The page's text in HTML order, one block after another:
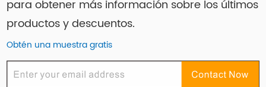
para obtener más información sobre los últimos
productos y descuentos.
Obtén una muestra gratis